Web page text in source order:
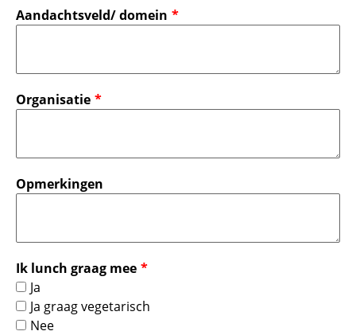
Aandachtsveld/ domein
Organisatie
Opmerkingen
Ik lunch graag mee
Ja
Ja graag vegetarisch
Nee